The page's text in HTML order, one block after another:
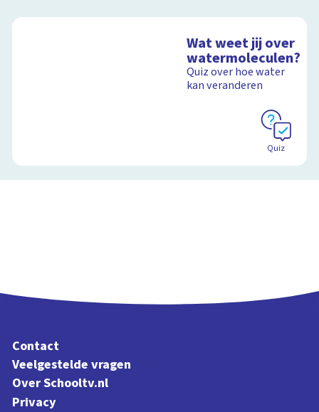
Wat weet jij over
watermoleculen?
Quiz over hoe water
kan veranderen
Quiz
Contact
Veelgestelde vragen
Over Schooltv.nl
Privacy